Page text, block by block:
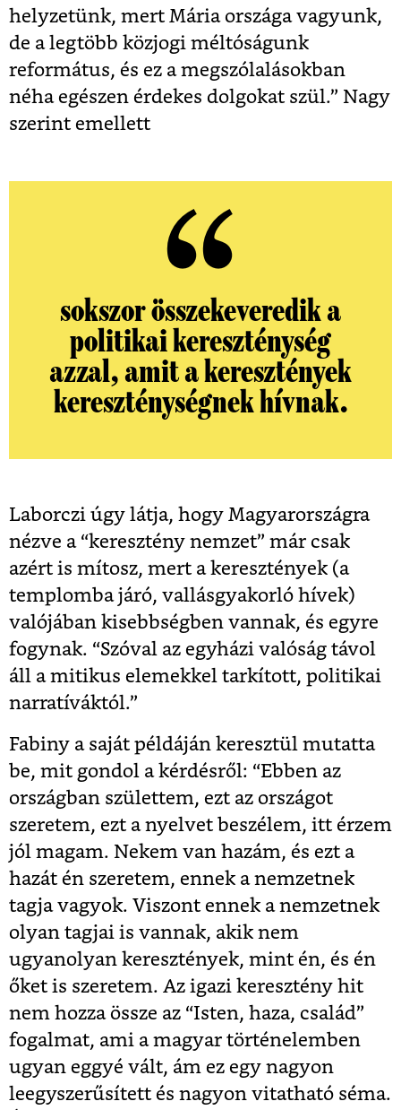
helyzetünk, mert Mária országa vagyunk,
de a legtöbb közjogi méltóságunk
református, és ez a megszólalásokban
néha egészen érdekes dolgokat szül.” Nagy
szerint emellett
sokszor összekeveredik a
politikai kereszténység
azzal, amit a keresztények
kereszténységnek hívnak.
Laborczi úgy látja, hogy Magyarországra
nézve a “keresztény nemzet” már csak
azért is mítosz, mert a keresztények (a
templomba járó, vallásgyakorló hívek)
valójában kisebbségben vannak, és egyre
fogynak. “Szóval az egyházi valóság távol
áll a mitikus elemekkel tarkított, politikai
narratíváktól.”
Fabiny a saját példáján keresztül mutatta
be, mit gondol a kérdésről: “Ebben az
országban születtem, ezt az országot
szeretem, ezt a nyelvet beszélem, itt érzem
jól magam. Nekem van hazám, és ezt a
hazát én szeretem, ennek a nemzetnek
tagja vagyok. Viszont ennek a nemzetnek
olyan tagjai is vannak, akik nem
ugyanolyan keresztények, mint én, és én
őket is szeretem. Az igazi keresztény hit
nem hozza össze az “Isten, haza, család”
fogalmat, ami a magyar történelemben
ugyan eggyé vált, ám ez egy nagyon
leegyszerűsített és nagyon vitatható séma.